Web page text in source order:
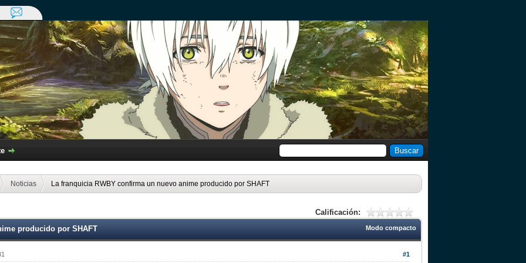
Noticias La franquicia RWBY confirma un nuevo anime producido por SHAFT
Calificación:
Modo compacto
producido por SHAFT
#1